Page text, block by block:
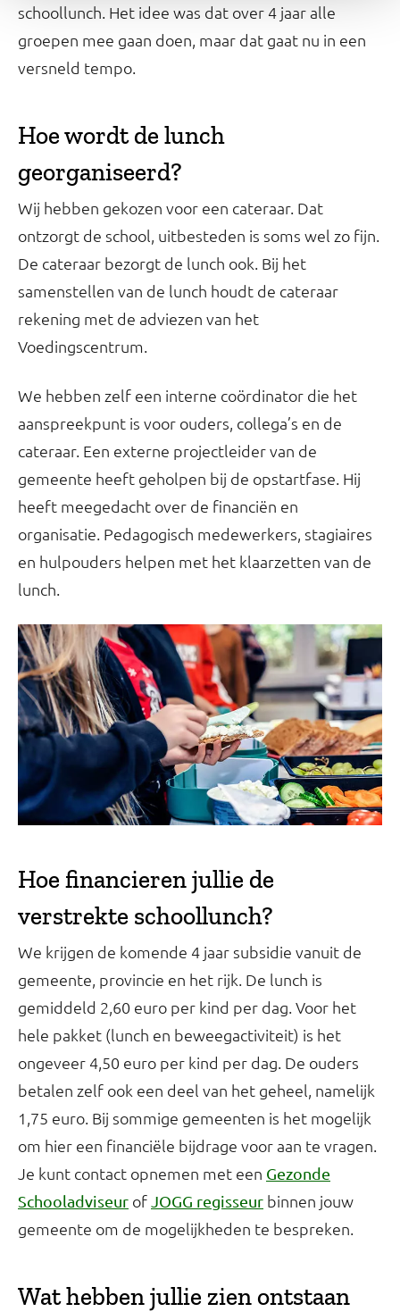
schoollunch. Het idee was dat over 4 jaar alle
groepen mee gaan doen, maar dat gaat nu in een
versneld tempo.
Hoe wordt de lunch
georganiseerd?
Wij hebben gekozen voor een cateraar. Dat
ontzorgt de school, uitbesteden is soms wel zo fijn.
De cateraar bezorgt de lunch ook. Bij het
samenstellen van de lunch houdt de cateraar
rekening met de adviezen van het
Voedingscentrum.
We hebben zelf een interne coördinator die het
aanspreekpunt is voor ouders, collega’s en de
cateraar. Een externe projectleider van de
gemeente heeft geholpen bij de opstartfase. Hij
heeft meegedacht over de financiën en
organisatie. Pedagogisch medewerkers, stagiaires
en hulpouders helpen met het klaarzetten van de
lunch.
Hoe financieren jullie de
verstrekte schoollunch?
We krijgen de komende 4 jaar subsidie vanuit de
gemeente, provincie en het rijk. De lunch is
gemiddeld 2,60 euro per kind per dag. Voor het
hele pakket (lunch en beweegactiviteit) is het
ongeveer 4,50 euro per kind per dag. De ouders
betalen zelf ook een deel van het geheel, namelijk
1,75 euro. Bij sommige gemeenten is het mogelijk
om hier een financiële bijdrage voor aan te vragen.
Je kunt contact opnemen met een Gezonde
Schooladviseur of JOGG regisseur binnen jouw
gemeente om de mogelijkheden te bespreken.
Wat hebben jullie zien ontstaan